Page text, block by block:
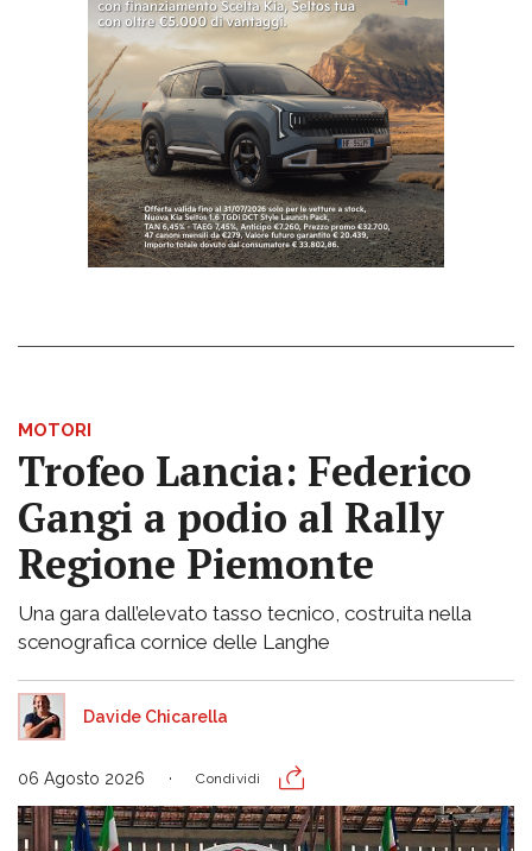
MOTORI
Trofeo Lancia: Federico
Gangi a podio al Rally
Regione Piemonte
Una gara dall’elevato tasso tecnico, costruita nella
scenografica cornice delle Langhe
Davide Chicarella
06 Agosto 2026 Condividi